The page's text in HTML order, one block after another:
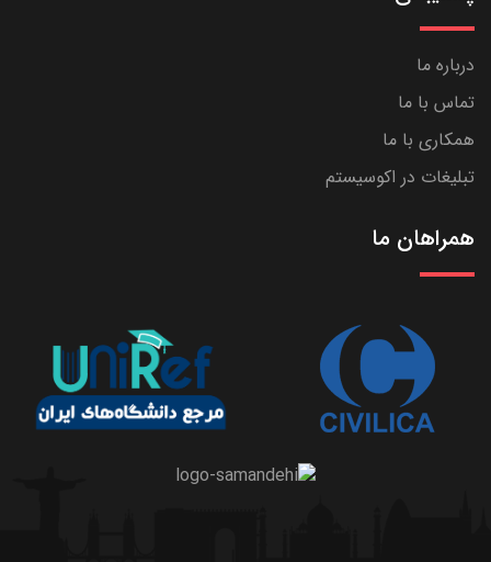
درباره ما
تماس با ما
همکاری با ما
تبلیغات در اکوسیستم
همراهان ما